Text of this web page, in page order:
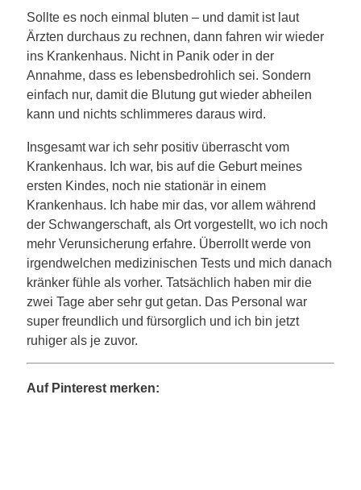
Sollte es noch einmal bluten – und damit ist laut
Ärzten durchaus zu rechnen, dann fahren wir wieder
ins Krankenhaus. Nicht in Panik oder in der
Annahme, dass es lebensbedrohlich sei. Sondern
einfach nur, damit die Blutung gut wieder abheilen
kann und nichts schlimmeres daraus wird.
Insgesamt war ich sehr positiv überrascht vom
Krankenhaus. Ich war, bis auf die Geburt meines
ersten Kindes, noch nie stationär in einem
Krankenhaus. Ich habe mir das, vor allem während
der Schwangerschaft, als Ort vorgestellt, wo ich noch
mehr Verunsicherung erfahre. Überrollt werde von
irgendwelchen medizinischen Tests und mich danach
kränker fühle als vorher. Tatsächlich haben mir die
zwei Tage aber sehr gut getan. Das Personal war
super freundlich und fürsorglich und ich bin jetzt
ruhiger als je zuvor.
Auf Pinterest merken: